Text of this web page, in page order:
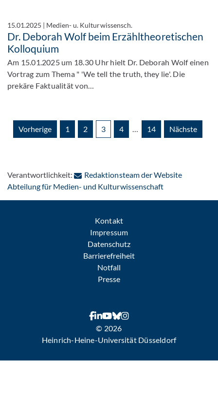
15.01.2025 | Medien- u. Kulturwissensch.
Dr. Deborah Wolf beim Erzähltheoretischen
Kolloquium
Am 15.01.2025 um 18.30 Uhr hielt Dr. Deborah Wolf einen
Vortrag zum Thema " 'We tell the truth, they lie'. Die
prekäre Faktualität von…
Vorherige 1 2 3 4 … 14 Nächste
Verantwortlichkeit:
Redaktionsteam der Website
Abteilung für Medien- und Kulturwissenschaft: Per E-Mail
Kontakt
Impressum
Datenschutz
Barrierefreiheit
Notfall
Presse
© 2026
Heinrich-Heine-Universität Düsseldorf